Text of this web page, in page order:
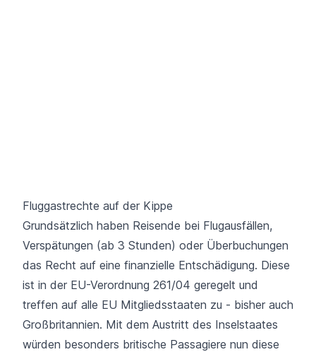
Fluggastrechte auf der Kippe
Grundsätzlich haben Reisende bei Flugausfällen,
Verspätungen (ab 3 Stunden) oder Überbuchungen
das Recht auf eine finanzielle Entschädigung. Diese
ist in der EU-Verordnung 261/04 geregelt und
treffen auf alle EU Mitgliedsstaaten zu - bisher auch
Großbritannien. Mit dem Austritt des Inselstaates
würden besonders britische Passagiere nun diese